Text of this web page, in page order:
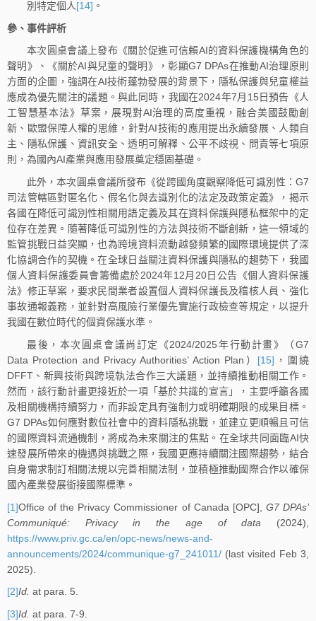
別特定個人[14] 。
參、事件評析
本次圓桌會議上發布《關於促進可信賴AI的資料保護機構角色的
聲明》、《關於AI與兒童的聲明》，彰顯G7 DPAs在推動AI治理原則
方面的企圖，強調在AI技術蓬勃發展的背景下，隱私保護與兒童權益
應成為優先關注的議題。與此同時，我國在2024年7月15日預告《人
工智慧基本法》草案，展現對AI治理的高度重視，融合美國鼓勵創
新、歐盟保障人權的思維，針對AI技術的應用提出永續發展、人類自
主、隱私保護、資訊安全、透明可解釋、公平不歧視、問責等七項原
則，為國內AI產業與應用發展奠定穩固基礎。
此外，本次圓桌會議所發布《從跨國角度觀察降低可識別性：G7
司法管轄區對匿名化、假名化與去識別化的法定及政策定義》，揭示
各國在降低可識別性相關用語定義及其在資料保護與隱私框架中的定
位存在差異。隨著降低可識別性的方法與技術不斷創新，這一領域的
監管挑戰日益突顯，也為跨境資料流動越發頻繁的國際環境提供了深
化協調合作的契機。在全球日益關注資料保護與隱私的趨勢下，我國
個人資料保護委員會籌備處於2024年12月20日公告《個人資料保護
法》修正草案，要求民間業者設置個人資料保護長及稽核人員、強化
事故通報義務，並針對高風險行業優先實施行政檢查等規定，以提升
我國在數位時代的個資保護水準。
最後，本次圓桌會議尚訂定《2024/2025年行動計畫》（G7
Data Protection and Privacy Authorities’ Action Plan） [15] ，圍繞
DFFT、新興技術與跨境執法合作三大議題，並持續推動相關工作。
然而，該行動計畫更接近於一項「基於共識的宣言」，主要呼籲各國
及相關機構持續努力，而非設定具有強制力或明確期限的成果目標。
G7 DPAs如何應對數位社會中的資料隱私挑戰，並建立更順暢且可信
的國際資料流通機制，將成為未來關注的焦點。在全球共同面臨AI快
速發展所帶來的機遇與挑戰之際，我國更應持續關注國際趨勢，結合
自身需求制訂相關法規以完善相關法制，並積極推動國際合作以確保
國內產業發展銜接國際標準。
[1]Office of the Privacy Commissioner of Canada [OPC], G7 DPAs’
Communiqué: Privacy in the age of data (2024),
https://www.priv.gc.ca/en/opc-news/news-and-
announcements/2024/communique-g7_241011/ (last visited Feb 3,
2025).
[2]Id. at para. 5.
[3]Id. at para. 7-9.